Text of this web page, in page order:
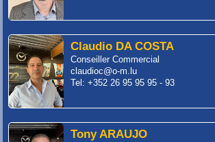
Claudio DA COSTA
Conseiller Commercial
claudioc@o-m.lu
Tel: +352 26 95 95 95 - 93
Tony ARAUJO